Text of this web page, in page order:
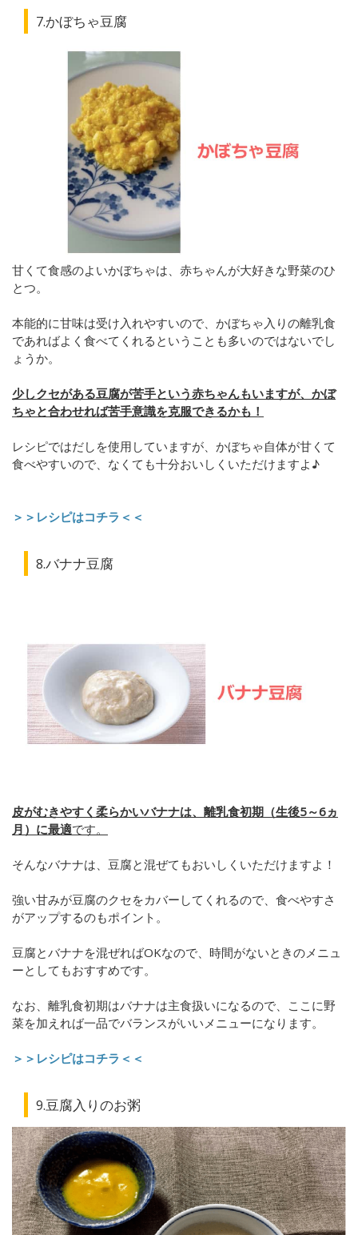
7.かぼちゃ豆腐
甘くて食感のよいかぼちゃは、赤ちゃんが大好きな野菜のひ
とつ。
本能的に甘味は受け入れやすいので、かぼちゃ入りの離乳食
であればよく食べてくれるということも多いのではないでし
ょうか。
少しクセがある豆腐が苦手という赤ちゃんもいますが、かぼ
ちゃと合わせれば苦手意識を克服できるかも！
レシピではだしを使用していますが、かぼちゃ自体が甘くて
食べやすいので、なくても十分おいしくいただけますよ♪
＞＞レシピはコチラ＜＜
8.バナナ豆腐
皮がむきやすく柔らかいバナナは、離乳食初期（生後5～6ヵ
月）に最適です。
そんなバナナは、豆腐と混ぜてもおいしくいただけますよ！
強い甘みが豆腐のクセをカバーしてくれるので、食べやすさ
がアップするのもポイント。
豆腐とバナナを混ぜればOKなので、時間がないときのメニュ
ーとしてもおすすめです。
なお、離乳食初期はバナナは主食扱いになるので、ここに野
菜を加えれば一品でバランスがいいメニューになります。
＞＞レシピはコチラ＜＜
9.豆腐入りのお粥